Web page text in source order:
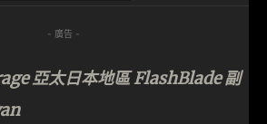
- 廣告 -
亞太日本地區 FlashBlade 副